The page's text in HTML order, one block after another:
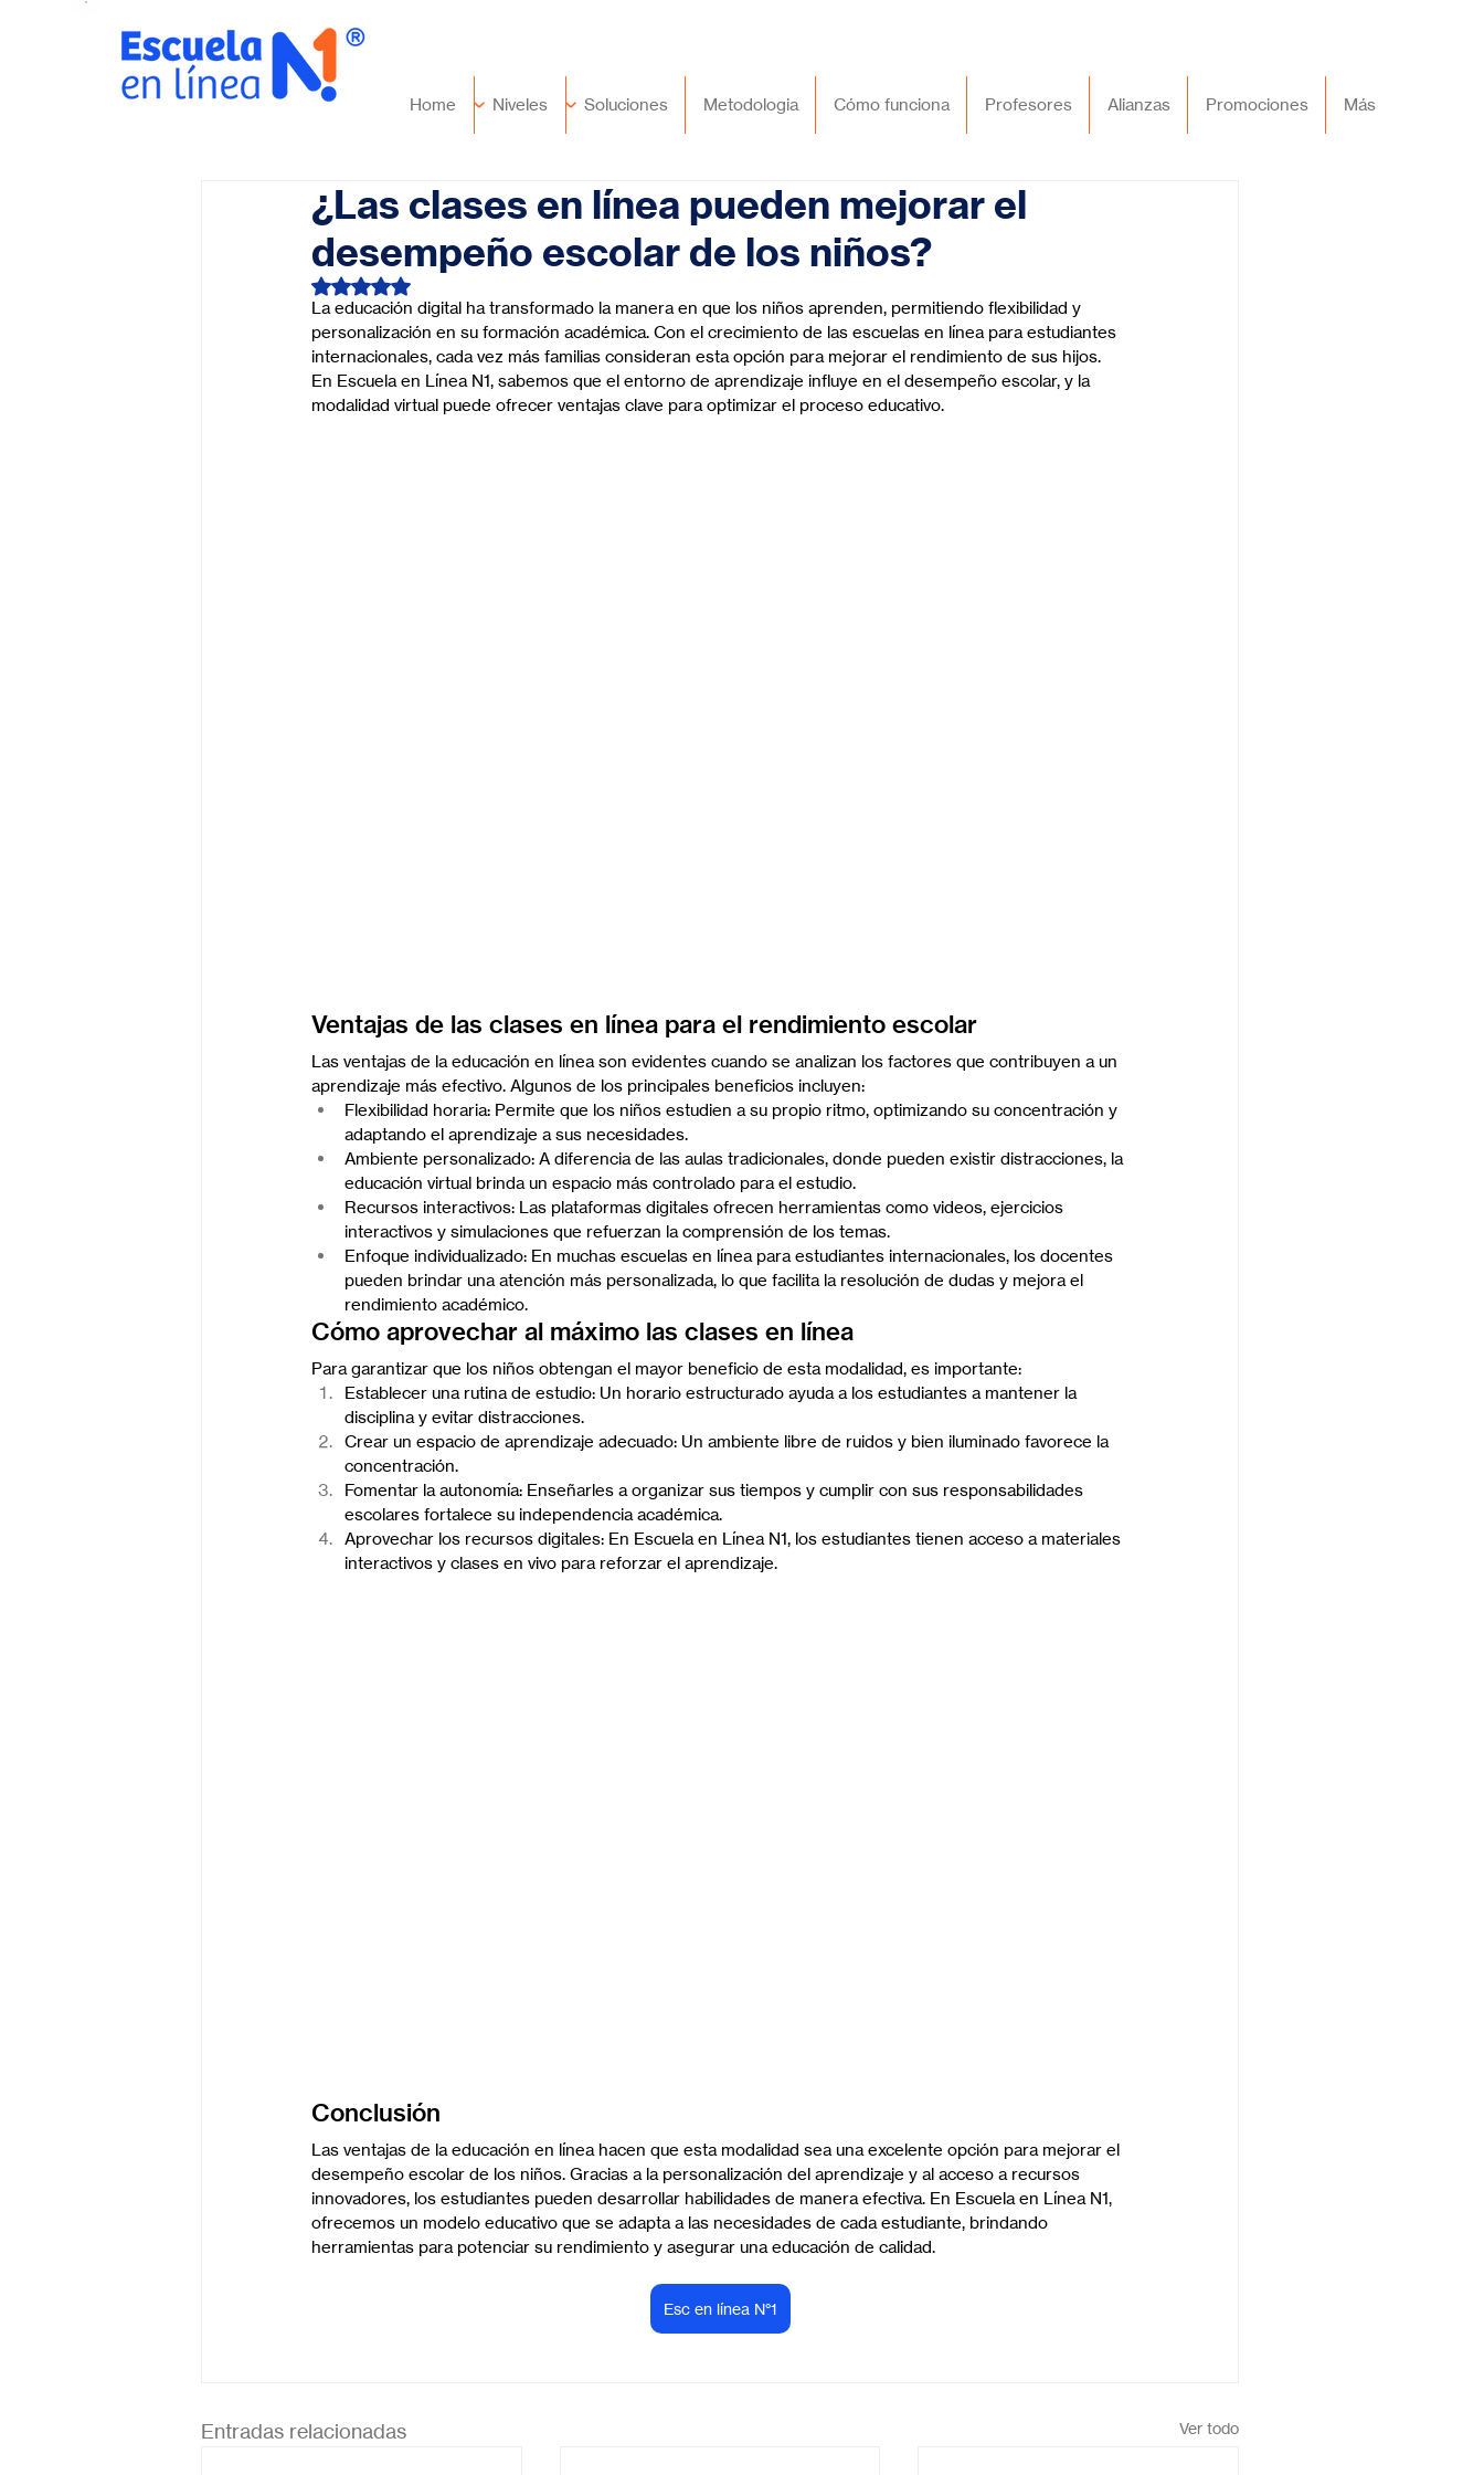
Home Niveles Soluciones Metodologia Cómo funciona Profesores Alianzas Promociones Más
¿Las clases en línea pueden mejorar el
desempeño escolar de los niños?
Obtuvo NaN de 5 estrellas.
La educación digital ha transformado la manera en que los niños aprenden, permitiendo flexibilidad y
personalización en su formación académica. Con el crecimiento de las escuelas en línea para estudiantes
internacionales, cada vez más familias consideran esta opción para mejorar el rendimiento de sus hijos.
En Escuela en Línea N1, sabemos que el entorno de aprendizaje influye en el desempeño escolar, y la
modalidad virtual puede ofrecer ventajas clave para optimizar el proceso educativo.
Ventajas de las clases en línea para el rendimiento escolar
Las ventajas de la educación en línea son evidentes cuando se analizan los factores que contribuyen a un
aprendizaje más efectivo. Algunos de los principales beneficios incluyen:
Flexibilidad horaria: Permite que los niños estudien a su propio ritmo, optimizando su concentración y
adaptando el aprendizaje a sus necesidades.
Ambiente personalizado: A diferencia de las aulas tradicionales, donde pueden existir distracciones, la
educación virtual brinda un espacio más controlado para el estudio.
Recursos interactivos: Las plataformas digitales ofrecen herramientas como videos, ejercicios
interactivos y simulaciones que refuerzan la comprensión de los temas.
Enfoque individualizado: En muchas escuelas en línea para estudiantes internacionales, los docentes
pueden brindar una atención más personalizada, lo que facilita la resolución de dudas y mejora el
rendimiento académico.
Cómo aprovechar al máximo las clases en línea
Para garantizar que los niños obtengan el mayor beneficio de esta modalidad, es importante:
Establecer una rutina de estudio: Un horario estructurado ayuda a los estudiantes a mantener la
disciplina y evitar distracciones.
Crear un espacio de aprendizaje adecuado: Un ambiente libre de ruidos y bien iluminado favorece la
concentración.
Fomentar la autonomía: Enseñarles a organizar sus tiempos y cumplir con sus responsabilidades
escolares fortalece su independencia académica.
Aprovechar los recursos digitales: En Escuela en Línea N1, los estudiantes tienen acceso a materiales
interactivos y clases en vivo para reforzar el aprendizaje.
Conclusión
Las ventajas de la educación en línea hacen que esta modalidad sea una excelente opción para mejorar el
desempeño escolar de los niños. Gracias a la personalización del aprendizaje y al acceso a recursos
innovadores, los estudiantes pueden desarrollar habilidades de manera efectiva. En Escuela en Línea N1,
ofrecemos un modelo educativo que se adapta a las necesidades de cada estudiante, brindando
herramientas para potenciar su rendimiento y asegurar una educación de calidad.
Esc en línea N°1
Entradas relacionadas Ver todo